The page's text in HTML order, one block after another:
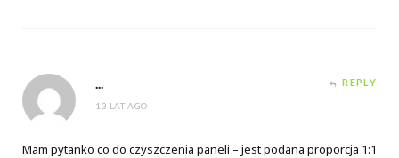
...
13 LAT AGO
REPLY
Mam pytanko co do czyszczenia paneli – jest podana proporcja 1:1